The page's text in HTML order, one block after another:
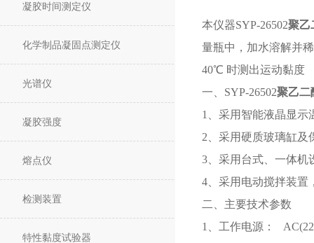
凝胶时间测定仪
化学制品凝固点测定仪
光谱仪
凝胶强度
熔点仪
检测装置
特性黏度试验器
本仪器SYP-26502聚乙
量瓶中，加水溶解并
40℃ 时测出运动黏度
一、SYP-26502聚乙二
1、采用智能液晶显
2、采用硬质玻璃缸及
3、采用台式、一体机
4、采用电动搅拌装置
二、主要技术参数
1、工作电源：